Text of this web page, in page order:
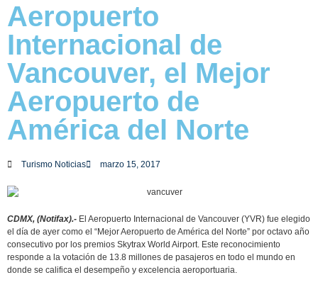
Aeropuerto
Internacional de
Vancouver, el Mejor
Aeropuerto de
América del Norte
Turismo Noticias marzo 15, 2017
CDMX, (Notifax).- El Aeropuerto Internacional de Vancouver (YVR) fue elegido
el día de ayer como el “Mejor Aeropuerto de América del Norte” por octavo año
consecutivo por los premios Skytrax World Airport. Este reconocimiento
responde a la votación de 13.8 millones de pasajeros en todo el mundo en
donde se califica el desempeño y excelencia aeroportuaria.